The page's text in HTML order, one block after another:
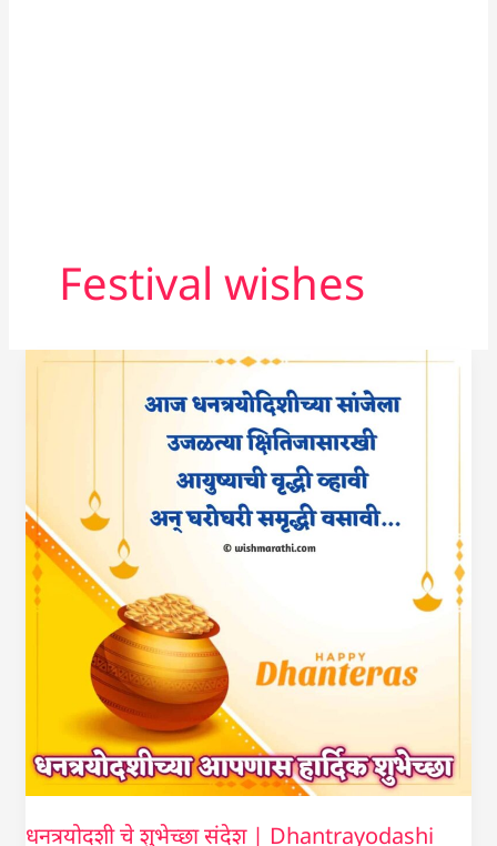
Festival wishes
धनत्रयोदशी चे शुभेच्छा संदेश | Dhantrayodashi
धनत्रयोदशी
Wishes
in
Marathi